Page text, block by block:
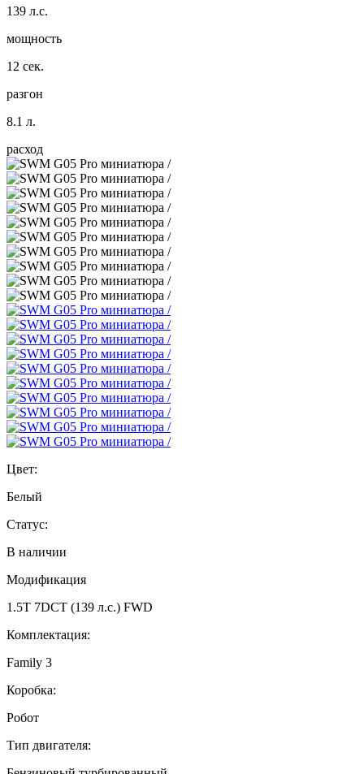
139 л.с.
мощность
12 сек.
разгон
8.1 л.
расход
Цвет:
Белый
Статус:
В наличии
Модификация
1.5T 7DCT (139 л.с.) FWD
Комплектация:
Family 3
Коробка:
Робот
Тип двигателя: